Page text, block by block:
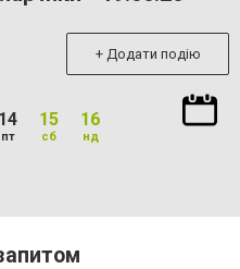
+ Додати подію
14
пт
15
сб
16
нд